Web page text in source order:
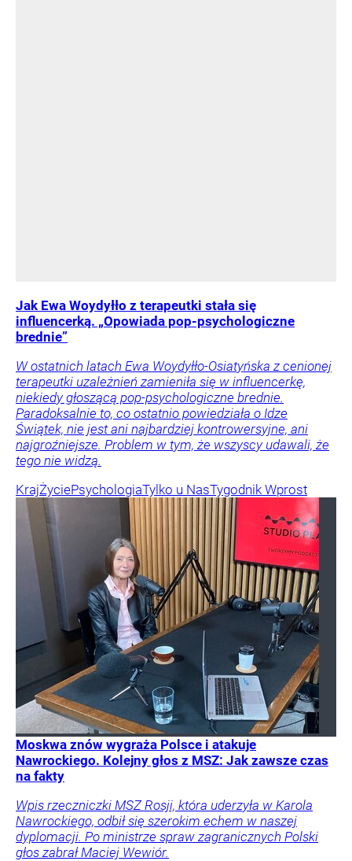
Jak Ewa Woydyłło z terapeutki stała się
influencerką. „Opowiada pop-psychologiczne
brednie”
W ostatnich latach Ewa Woydyłło-Osiatyńska z cenionej
terapeutki uzależnień zamieniła się w influencerkę,
niekiedy głoszącą pop-psychologiczne brednie.
Paradoksalnie to, co ostatnio powiedziała o Idze
Świątek, nie jest ani najbardziej kontrowersyjne, ani
najgroźniejsze. Problem w tym, że wszyscy udawali, że
tego nie widzą.
KrajŻyciePsychologiaTylko u NasTygodnik Wprost
Moskwa znów wygraża Polsce i atakuje
Nawrockiego. Kolejny głos z MSZ: Jak zawsze czas
na fakty
Wpis rzeczniczki MSZ Rosji, która uderzyła w Karola
Nawrockiego, odbił się szerokim echem w naszej
dyplomacji. Po ministrze spraw zagranicznych Polski
głos zabrał Maciej Wewiór.